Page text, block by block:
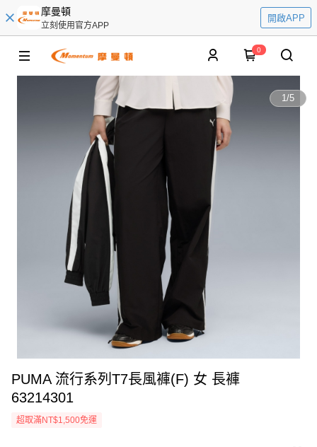
摩曼頓
立刻使用官方APP
開啟APP
0
1/5
PUMA 流行系列T7長風褲(F) 女 長褲
63214301
超取滿NT$1,500免運